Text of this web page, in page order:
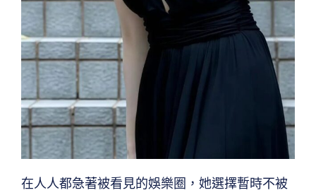
在人人都急著被看見的娛樂圈，她選擇暫時不被